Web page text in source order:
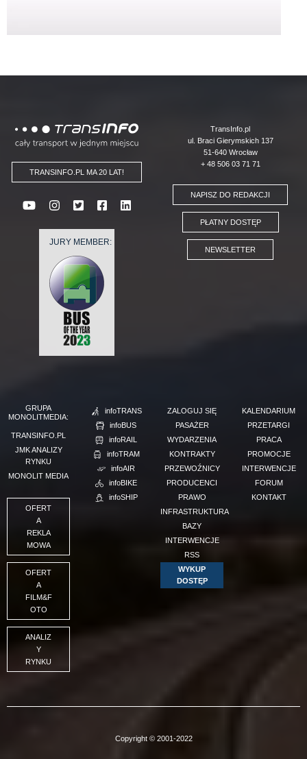
Logo
TRANSINFO.PL MA 20 LAT!
JURY MEMBER:
TransInfo.pl
ul. Braci Gierymskich 137
51-640 Wrocław
+ 48 506 03 71 71
NAPISZ DO REDAKCJI
PŁATNY DOSTĘP
NEWSLETTER
GRUPA
MONOLITMEDIA:
TRANSINFO.PL
JMK ANALIZY
RYNKU
MONOLIT MEDIA
OFERT
A
REKLA
MOWA
OFERT
A
FILM&F
OTO
ANALIZ
Y
RYNKU
infoTRANS
infoBUS
infoRAIL
infoTRAM
infoAIR
infoBIKE
infoSHIP
ZALOGUJ SIĘ
PASAŻER
WYDARZENIA
KONTRAKTY
PRZEWOŹNICY
PRODUCENCI
PRAWO
INFRASTRUKTURA
BAZY
INTERWENCJE
RSS
WYKUP
DOSTĘP
KALENDARIUM
PRZETARGI
PRACA
PROMOCJE
INTERWENCJE
FORUM
KONTAKT
Copyright © 2001-2022